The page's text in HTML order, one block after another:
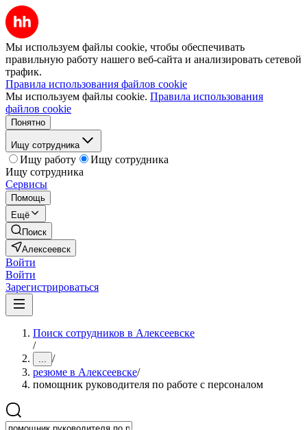
Мы используем файлы cookie, чтобы обеспечивать
правильную работу нашего веб-сайта и анализировать сетевой
трафик.
Правила использования файлов cookie
Мы используем файлы cookie. Правила использования
файлов cookie
Понятно
Ищу сотрудника
Ищу работу
Ищу сотрудника
Ищу сотрудника
Сервисы
Помощь
Ещё
Поиск
Алексеевск
Войти
Войти
Зарегистрироваться
Поиск сотрудников в Алексеевске
/
... /
резюме в Алексеевске/
помощник руководителя по работе с персоналом